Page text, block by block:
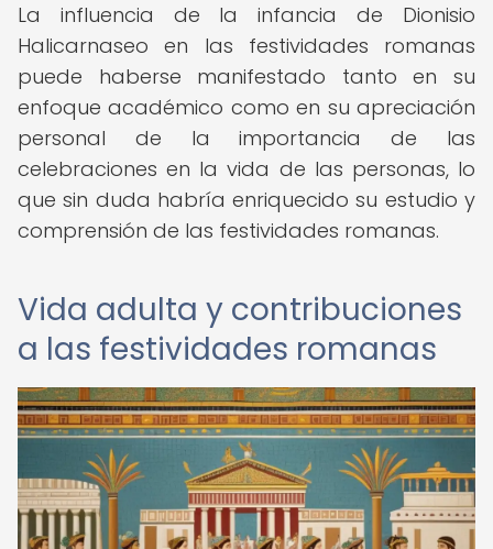
La influencia de la infancia de Dionisio
Halicarnaseo en las festividades romanas
puede haberse manifestado tanto en su
enfoque académico como en su apreciación
personal de la importancia de las
celebraciones en la vida de las personas, lo
que sin duda habría enriquecido su estudio y
comprensión de las festividades romanas.
Vida adulta y contribuciones
a las festividades romanas